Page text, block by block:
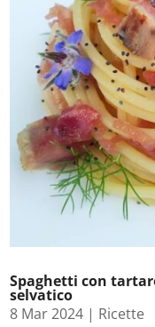
Spaghetti con
selvatico
8 Mar 2024 | Ricette